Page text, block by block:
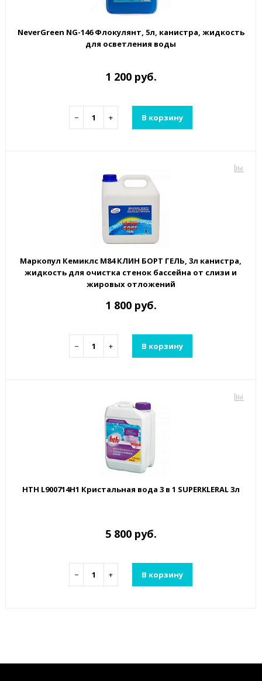
NeverGreen NG-146 Флокулянт, 5л, канистра, жидкость
для осветления воды
1 200 руб.
− + В корзину
Маркопул Кемиклс М84 КЛИН БОРТ ГЕЛЬ, 3л канистра,
жидкость для очистка стенок бассейна от слизи и
жировых отложений
1 800 руб.
− + В корзину
HTH L900714H1 Кристальная вода 3 в 1 SUPERKLERAL 3л
5 800 руб.
− + В корзину